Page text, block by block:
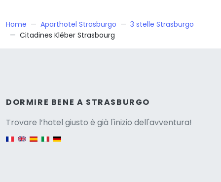
Home Aparthotel Strasburgo
3 stelle Strasburgo
Citadines Kléber Strasbourg
DORMIRE BENE A STRASBURGO
Trovare l’hotel giusto è già l'inizio dell'avventura!
English version